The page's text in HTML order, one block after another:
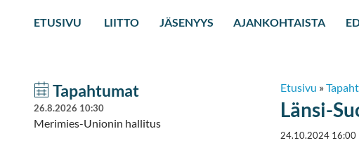
ETUSIVU LIITTO JÄSENYYS AJANKOHTAISTA
Etusivu »
Länsi-
24.10.2024 16:00
Tapahtumat
26.8.2026 10:30
Merimies-Unionin hallitus